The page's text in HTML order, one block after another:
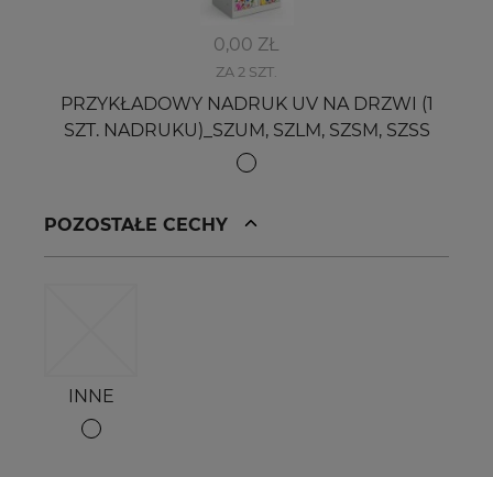
0,00 ZŁ
ZA 2 SZT.
PRZYKŁADOWY NADRUK UV NA DRZWI (1
SZT. NADRUKU)_SZUM, SZLM, SZSM, SZSS
POZOSTAŁE CECHY
INNE